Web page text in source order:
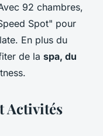
92 chambres,
Spot" pour
En plus du
de la spa, du
Activités